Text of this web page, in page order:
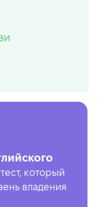
который
владения